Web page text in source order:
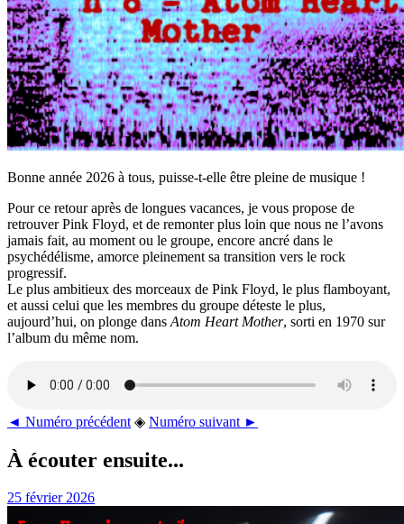
Bonne année 2026 à tous, puisse-t-elle être pleine de musique !
Pour ce retour après de longues vacances, je vous propose de
retrouver Pink Floyd, et de remonter plus loin que nous ne l’avons
jamais fait, au moment ou le groupe, encore ancré dans le
psychédélisme, amorce pleinement sa transition vers le rock
progressif.
Le plus ambitieux des morceaux de Pink Floyd, le plus flamboyant,
et aussi celui que les membres du groupe déteste le plus,
aujourd’hui, on plonge dans Atom Heart Mother, sorti en 1970 sur
l’album du même nom.
◄ Numéro précédent ◈ Numéro suivant ►
À écouter ensuite...
25 février 2026